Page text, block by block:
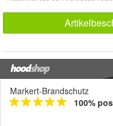
Markert-Brandschutz
100%